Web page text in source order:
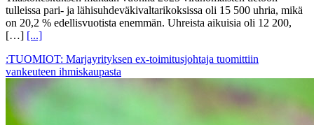
tulleissa pari- ja lähisuhdeväkivaltarikoksissa oli 15 500 uhria, mikä
on 20,2 % edellisvuotista enemmän. Uhreista aikuisia oli 12 200,
[…] [...]
:TUOMIOT: Marjayrityksen ex-toimitusjohtaja tuomittiin
vankeuteen ihmiskaupasta